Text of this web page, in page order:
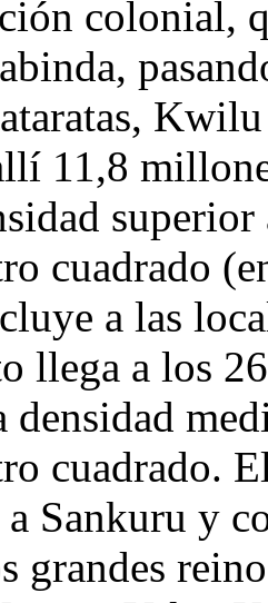
colonial,
11,8
cuadrado
a las
llega a los
densidad
cuadrado.
Sankuru y
grandes